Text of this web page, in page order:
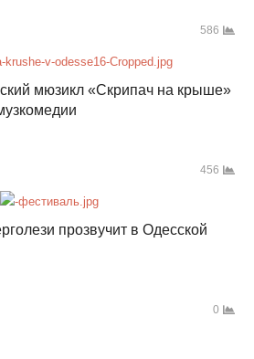
586
мюзикл «Скрипач на крыше»
456
прозвучит в Одесской
0